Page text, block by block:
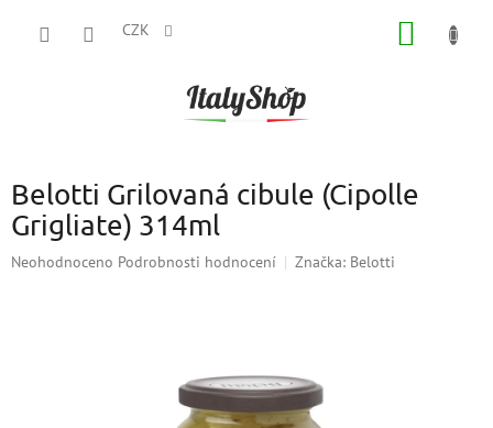
CZK
Belotti Grilovaná cibule (Cipolle
Grigliate) 314ml
Průměrné
Neohodnoceno Podrobnosti hodnocení Značka: Belotti